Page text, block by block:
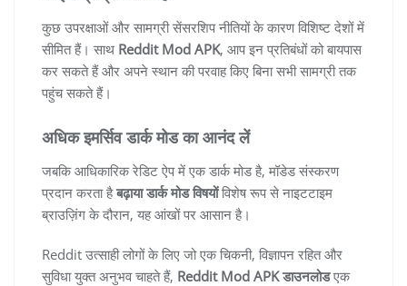
कुछ उपरक्षाओं और सामग्री सेंसरशिप नीतियों के कारण विशिष्ट देशों में
सीमित हैं। साथ Reddit Mod APK, आप इन प्रतिबंधों को बायपास
कर सकते हैं और अपने स्थान की परवाह किए बिना सभी सामग्री तक
पहुंच सकते हैं।
अधिक इमर्सिव डार्क मोड का आनंद लें
जबकि आधिकारिक रेडिट ऐप में एक डार्क मोड है, मॉडेड संस्करण
प्रदान करता हैबढ़ाया डार्क मोड विषयोंविशेष रूप से नाइटटाइम
ब्राउज़िंग के दौरान, यह आंखों पर आसान है।
Reddit उत्साही लोगों के लिए जो एक चिकनी, विज्ञापन रहित और
सुविधा युक्त अनुभव चाहते हैं, Reddit Mod APK डाउनलोडएक